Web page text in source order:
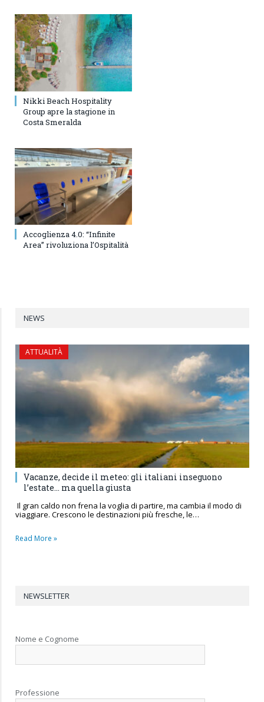
Nikki Beach Hospitality
Group apre la stagione in
Costa Smeralda
Accoglienza 4.0: “Infinite
Area” rivoluziona l’Ospitalità
NEWS
ATTUALITÀ
Vacanze, decide il meteo: gli italiani inseguono
l’estate… ma quella giusta
Il gran caldo non frena la voglia di partire, ma cambia il modo di
viaggiare. Crescono le destinazioni più fresche, le…
Read More »
NEWSLETTER
Nome e Cognome
Professione